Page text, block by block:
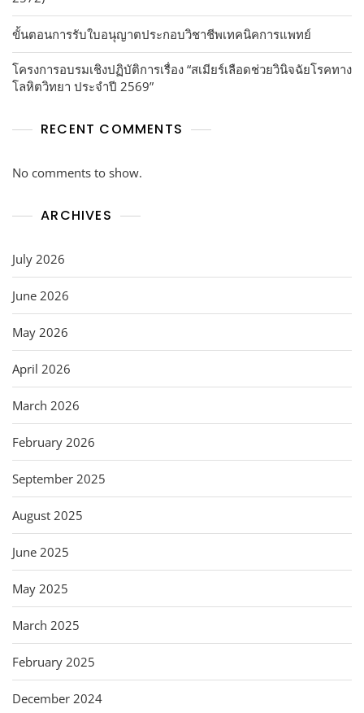
ขั้นตอนการรับใบอนุญาตประกอบวิชาชีพเทคนิคการแพทย์
โครงการอบรมเชิงปฏิบัติการเรื่อง “สเมียร์เลือดช่วยวินิจฉัยโรคทาง
โลหิตวิทยา ประจำปี 2569”
RECENT COMMENTS
No comments to show.
ARCHIVES
July 2026
June 2026
May 2026
April 2026
March 2026
February 2026
September 2025
August 2025
June 2025
May 2025
March 2025
February 2025
December 2024